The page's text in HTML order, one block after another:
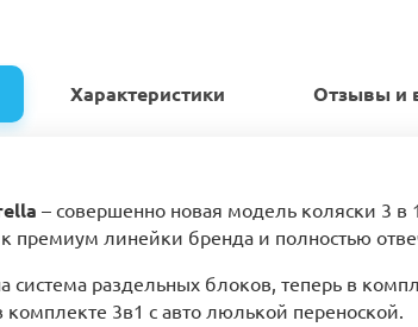
Характеристики Отзывы и
– совершенно новая модель коляски 3 в
к премиум линейки бренда и полностью
система раздельных блоков, теперь в
комплекте 3в1 с авто люлькой переноской.